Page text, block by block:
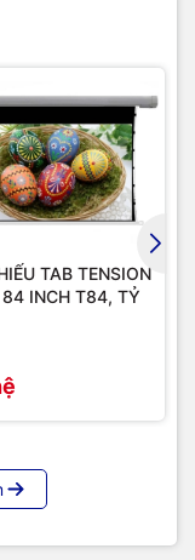
tư vấn rõ hơn về
334
TAB TENSION
84 INCH T84, TỶ